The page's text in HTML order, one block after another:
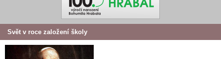
Svět v roce založení školy